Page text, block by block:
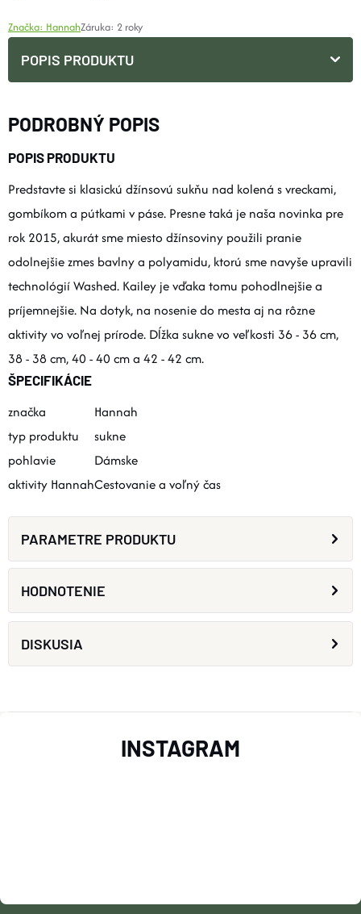
Značka: HannahZáruka: 2 roky
POPIS PRODUKTU
PODROBNÝ POPIS
POPIS PRODUKTU
Predstavte si klasickú džínsovú sukňu nad kolená s vreckami,
gombíkom a pútkami v páse. Presne taká je naša novinka pre
rok 2015, akurát sme miesto džínsoviny použili pranie
odolnejšie zmes bavlny a polyamidu, ktorú sme navyše upravili
technológií Washed. Kailey je vďaka tomu pohodlnejšie a
príjemnejšie. Na dotyk, na nosenie do mesta aj na rôzne
aktivity vo voľnej prírode. Dĺžka sukne vo veľkosti 36 - 36 cm,
38 - 38 cm, 40 - 40 cm a 42 - 42 cm.
ŠPECIFIKÁCIE
značka
Hannah
typ produktu
sukne
pohlavie
Dámske
aktivity HannahCestovanie a voľný čas
PARAMETRE PRODUKTU
HODNOTENIE
DISKUSIA
T
INSTAGRAM